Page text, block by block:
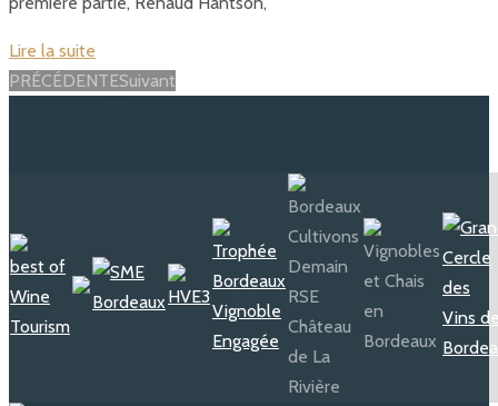
Lire la suite
Posts
PRÉCÉDENTESuivant